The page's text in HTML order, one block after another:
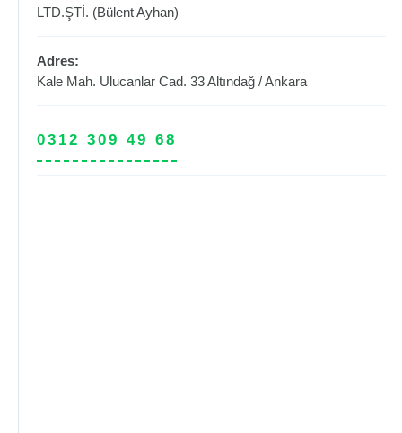
LTD.ŞTİ. (Bülent Ayhan)
Adres:
Kale Mah. Ulucanlar Cad. 33Altındağ /Ankara
0312 309 49 68